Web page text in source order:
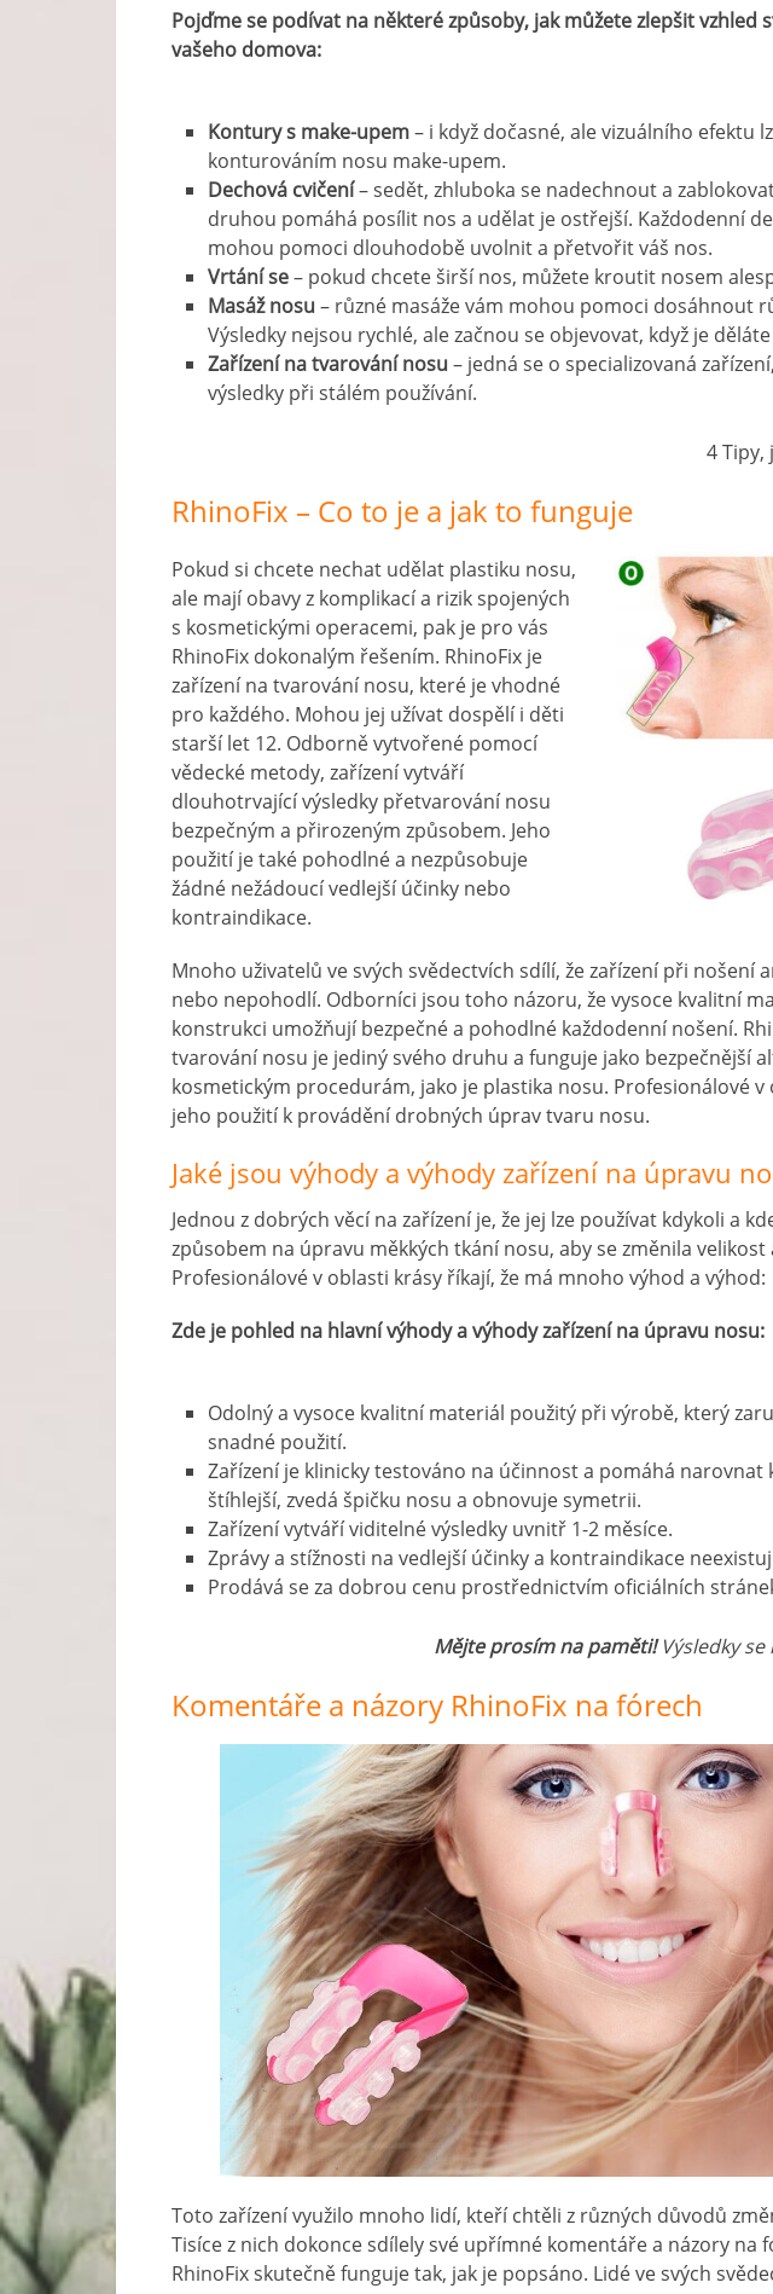
Pojďme se podívat na některé způsoby, jak můžete zlepšit vzhled
vašeho domova:
Kontury s make-upem– i když dočasné, ale vizuálního efektu
konturováním nosu make-upem.
Dechová cvičení– sedět, zhluboka se nadechnout a
druhou pomáhá posílit nos a udělat je ostřejší. Každodenní
mohou pomoci dlouhodobě uvolnit a přetvořit váš nos.
Vrtání se– pokud chcete širší nos, můžete kroutit nosem
Masáž nosu – různé masáže vám mohou pomoci dosáhnout
Výsledky nejsou rychlé, ale začnou se objevovat, když je
Zařízení na tvarování nosu – jedná se o specializovaná
výsledky při stálém používání.
4 Tipy,
RhinoFix – Co to je a jak to funguje
Pokud si chcete nechat udělat plastiku nosu,
ale mají obavy z komplikací a rizik spojených
s kosmetickými operacemi, pak je pro vás
RhinoFix dokonalým řešením. RhinoFix je
zařízení na tvarování nosu, které je vhodné
pro každého. Mohou jej užívat dospělí i děti
starší let 12. Odborně vytvořené pomocí
vědecké metody, zařízení vytváří
dlouhotrvající výsledky přetvarování nosu
bezpečným a přirozeným způsobem. Jeho
použití je také pohodlné a nezpůsobuje
žádné nežádoucí vedlejší účinky nebo
kontraindikace.
Mnoho uživatelů ve svých svědectvích sdílí, že zařízení při nošení
nebo nepohodlí. Odborníci jsou toho názoru, že vysoce kvalitní
konstrukci umožňují bezpečné a pohodlné každodenní nošení.
tvarování nosu je jediný svého druhu a funguje jako bezpečnější
kosmetickým procedurám, jako je plastika nosu. Profesionálové
jeho použití k provádění drobných úprav tvaru nosu.
Jaké jsou výhody a výhody zařízení na úpravu
Jednou z dobrých věcí na zařízení je, že jej lze používat kdykoli a
způsobem na úpravu měkkých tkání nosu, aby se změnila velikost
Profesionálové v oblasti krásy říkají, že má mnoho výhod a výhod:
Zde je pohled na hlavní výhody a výhody zařízení na úpravu nosu:
Odolný a vysoce kvalitní materiál použitý při výrobě, který
snadné použití.
Zařízení je klinicky testováno na účinnost a pomáhá narovnat
štíhlejší, zvedá špičku nosu a obnovuje symetrii.
Zařízení vytváří viditelné výsledky uvnitř 1-2 měsíce.
Zprávy a stížnosti na vedlejší účinky a kontraindikace
Prodává se za dobrou cenu prostřednictvím oficiálních
Mějte prosím na paměti!Výsledky
Komentáře a názory RhinoFix na fórech
Toto zařízení využilo mnoho lidí, kteří chtěli z různých důvodů
Tisíce z nich dokonce sdílely své upřímné komentáře a názory na
RhinoFix skutečně funguje tak, jak je popsáno. Lidé ve svých